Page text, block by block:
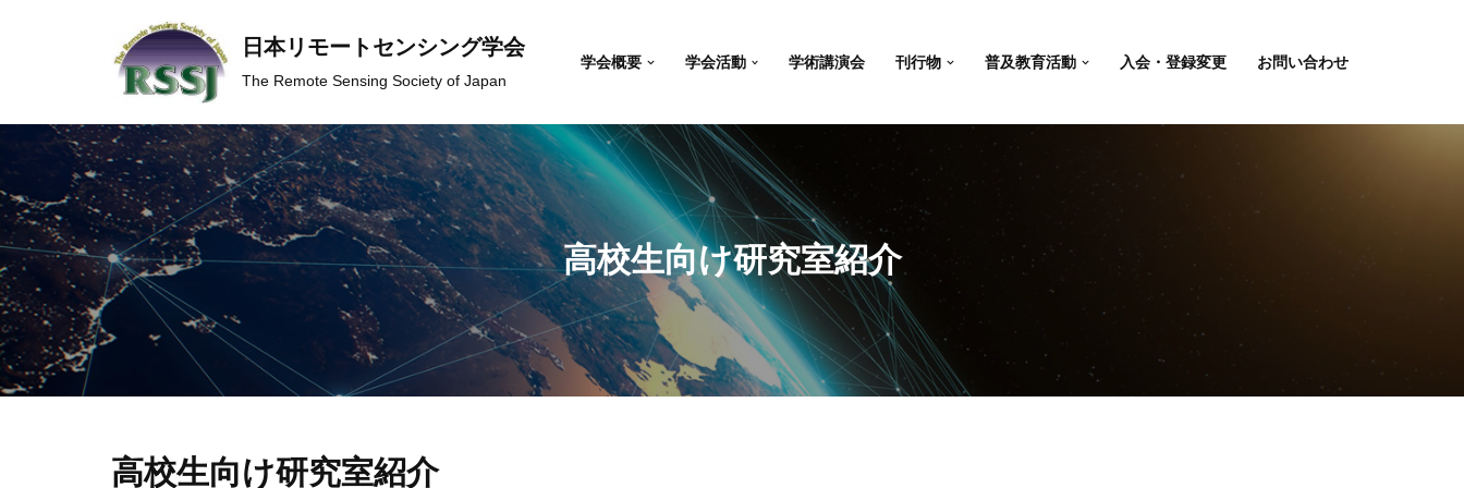
テ
へ
ス
キ
ッ
プ
日本リモートセンシング学会
The Remote Sensing Society of Japan
学会概要 学会活動 学術講演会 刊行物 普及教育活動 入会・登録変更 お問い合わせ
高校生向け研究室紹介
高校生向け研究室紹介